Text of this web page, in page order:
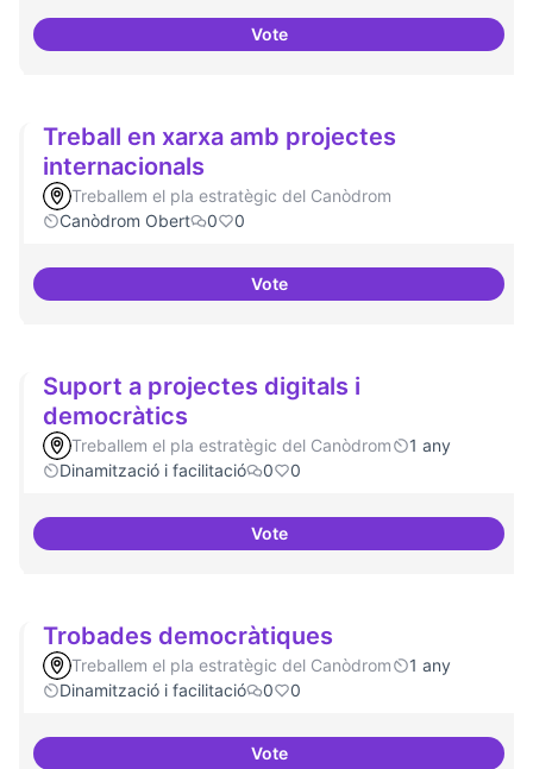
VoteCultura digital i tradicional
Treball en xarxa amb projectes
internacionals
Treballem el pla estratègic del Canòdrom
Canòdrom Obert
0 0
VoteTreball en xarxa amb projectes
Suport a projectes digitals i
democràtics
Treballem el pla estratègic del Canòdrom
1 any
Dinamització i facilitació
0 0
VoteSuport a projectes digitals i
Trobades democràtiques
Treballem el pla estratègic del Canòdrom
1 any
Dinamització i facilitació
0 0
VoteTrobades democràtiques